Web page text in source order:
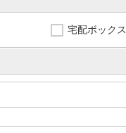
宅配ボックス